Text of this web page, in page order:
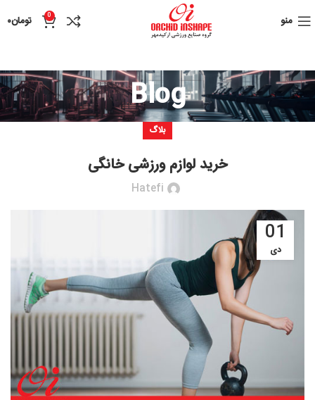
منو 0 تومان۰
Blog
بلاگ
خرید لوازم ورزشی خانگی
Hatefi
01
دی